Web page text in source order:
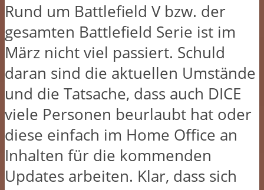
Rund um Battlefield V bzw. der
gesamten Battlefield Serie ist im
März nicht viel passiert. Schuld
daran sind die aktuellen Umstände
und die Tatsache, dass auch DICE
viele Personen beurlaubt hat oder
diese einfach im Home Office an
Inhalten für die kommenden
Updates arbeiten. Klar, dass sich